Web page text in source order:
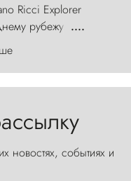
Ricci Explorer
рубежу
ветер с
а пики
стражи,
....
новостях, событиях и